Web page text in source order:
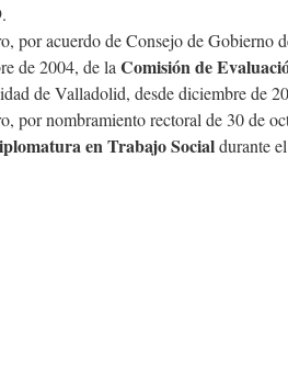
por acuerdo de Consejo de Gobierno
de 2004, de la Comisión de
de Valladolid, desde diciembre de
por nombramiento rectoral de 30 de
en Trabajo Socialdurante